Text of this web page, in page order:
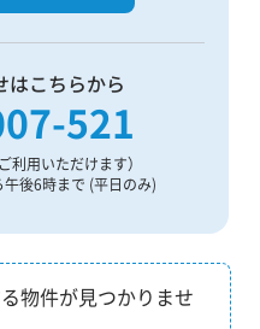
はこちらから
521
利用いただけます）
後6時まで (平日のみ)
物件が見つかりませ